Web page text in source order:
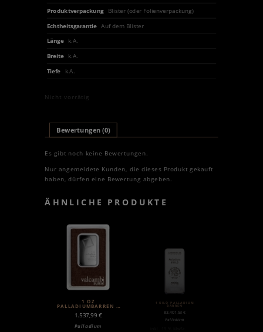
Produktverpackung
Blister (oder Folienverpackung)
Echtheitsgarantie Auf dem Blister
Länge
k.A.
Breite
k.A.
Tiefe
k.A.
Nicht vorrätig
Bewertungen (0)
Es gibt noch keine Bewertungen.
Nur angemeldete Kunden, die dieses Produkt gekauft
haben, dürfen eine Bewertung abgeben.
ÄHNLICHE PRODUKTE
1 OZ
PALLADIUMBARREN |
1.537,99 €
Palladium
1 KILO PALLADIUM
BARREN
83.401,53€
Palladium